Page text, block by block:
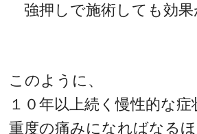
強押しで施術しても効果
このように、
１０年以上続く慢性的な症
重度の痛みになればなる